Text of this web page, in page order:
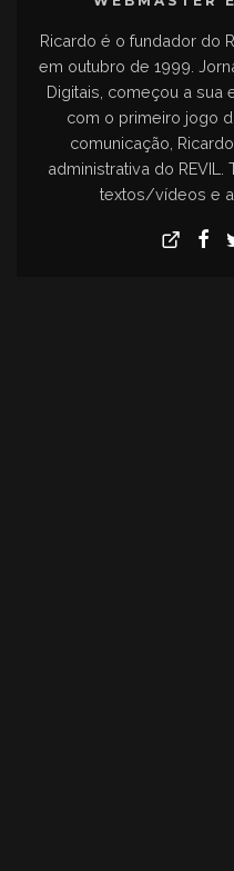
Ricardo é o fundador do
em outubro de 1999.
Digitais, começou a sua
com o primeiro jogo
comunicação,
administrativa do
textos/vídeos e